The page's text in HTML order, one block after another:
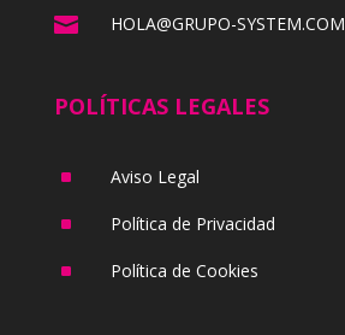
 HOLA@GRUPO-SYSTEM.COM
POLÍTICAS LEGALES
^ Aviso Legal
^ Política de Privacidad
^ Política de Cookies